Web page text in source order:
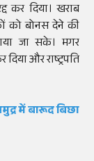
कर दिया। खराब
को बोनस देने की
जा सके। मगर
और राष्ट्रपति
में बारूद बिछा